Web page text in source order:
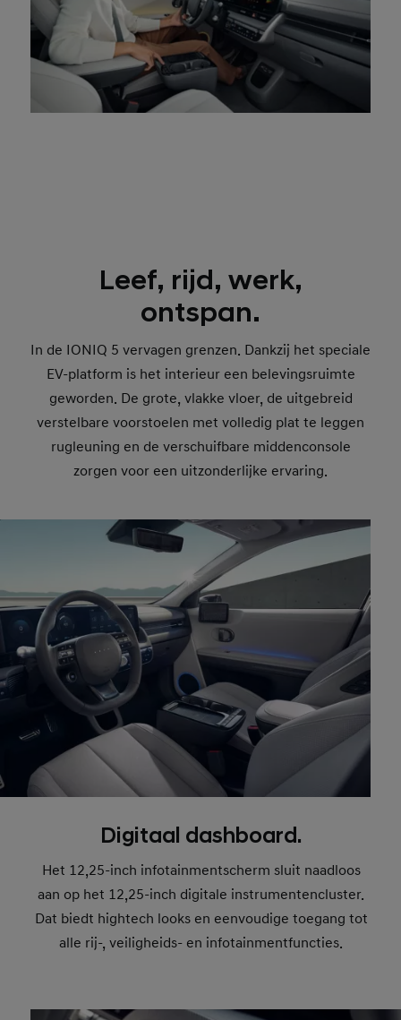
Leef, rijd, werk,
ontspan.
In de IONIQ 5 vervagen grenzen. Dankzij het speciale
EV-platform is het interieur een belevingsruimte
geworden. De grote, vlakke vloer, de uitgebreid
verstelbare voorstoelen met volledig plat te leggen
rugleuning en de verschuifbare middenconsole
zorgen voor een uitzonderlijke ervaring.
Digitaal dashboard.
Het 12,25-inch infotainmentscherm sluit naadloos
aan op het 12,25-inch digitale instrumentencluster.
Dat biedt hightech looks en eenvoudige toegang tot
alle rij-, veiligheids- en infotainmentfuncties.